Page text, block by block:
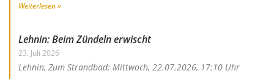
Weiterlesen »
Lehnin: Beim Zündeln erwischt
23. Juli 2026
Lehnin, Zum Strandbad; Mittwoch, 22.07.2026, 17:10 Uhr